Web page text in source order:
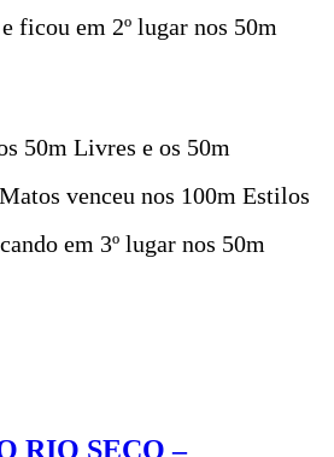
ficou em 2º lugar nos 50m
50m Livres e os 50m
venceu nos 100m Estilos
em 3º lugar nos 50m
RIO SECO –